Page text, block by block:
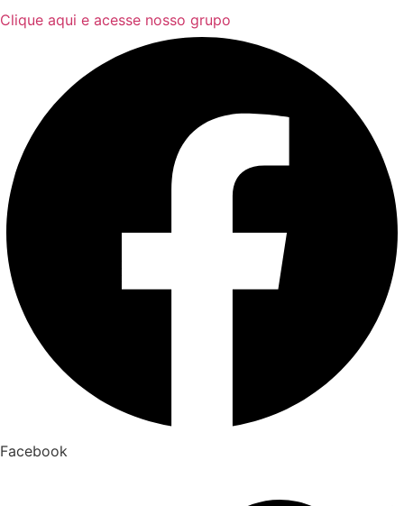
Clique aqui e acesse nosso grupo
Facebook